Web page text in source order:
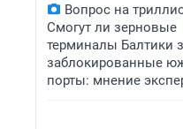
Вопрос на
Смогут ли зерновые
терминалы Балтики
заблокированные
порты: мнение